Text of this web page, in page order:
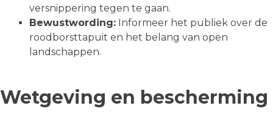
versnippering tegen te gaan.
Bewustwording: Informeer het publiek over de
roodborsttapuit en het belang van open
landschappen.
Wetgeving en bescherming